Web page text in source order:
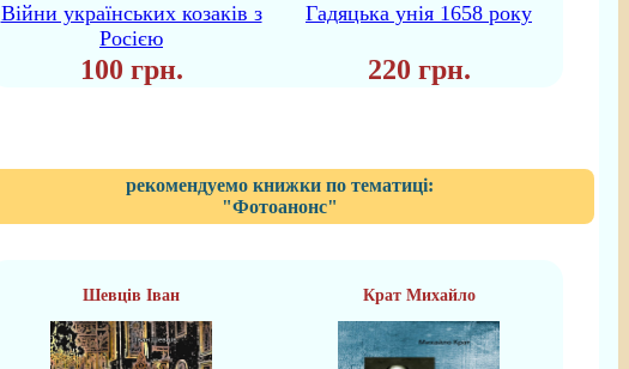
Війни українських козаків з
Росією
Гадяцька унія 1658 року
100 грн. 220 грн.
рекомендуемо книжки по тематиці:
"Фотоанонс"
Шевців Іван Крат Михайло